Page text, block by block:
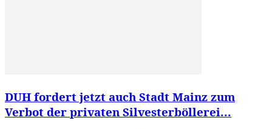
DUH fordert jetzt auch Stadt Mainz zum
Verbot der privaten Silvesterböllerei...